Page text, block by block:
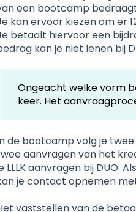
een bootcamp
kan ervoor kiezen om er
betaalt hiervoor een
kan je niet lenen bij
Ongeacht welke vorm
keer. Het
de bootcamp volg je
aanvragen van het
LLLK aanvragen bij DUO.
je contact opnemen
vaststellen van de